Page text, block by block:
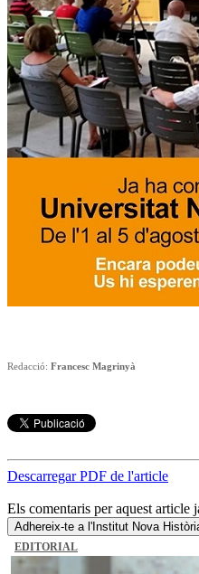
Redacció: Francesc Magrinyà
Descarregar PDF de l'article
Els comentaris per aquest article
Adhereix-te a l'Institut Nova
EDITORIAL